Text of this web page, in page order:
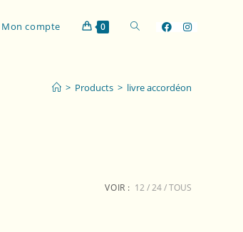
Mon compte 0
> Products > livre accordéon
VOIR : 12 24 TOUS